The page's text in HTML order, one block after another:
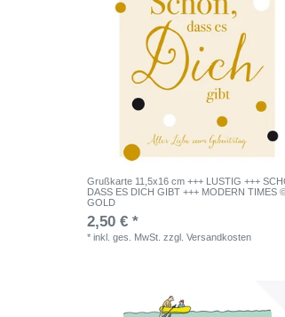
Grußkarte 11,5x16 cm +++ LUSTIG +++
DASS ES DICH GIBT +++ MODERN TIMES
GOLD
2,50 € *
*inkl. ges. MwSt. zzgl.Versandkosten